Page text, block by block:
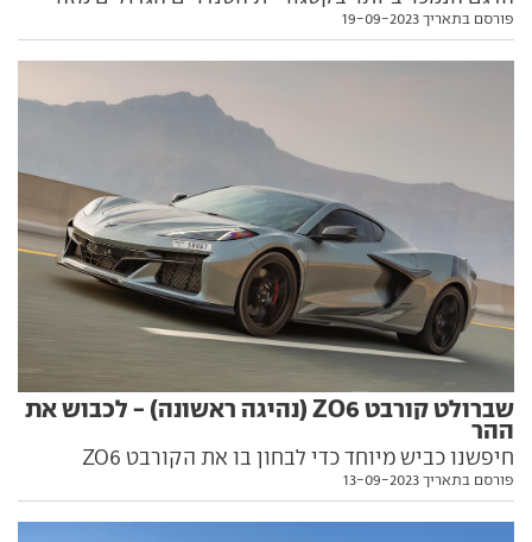
עשור וחצי, איבד השנה את התואר למתחרה האמריקאי,
פורסם בתאריך 19-09-2023
שברולט קורבט ZO6 (נהיגה ראשונה) - לכבוש את
ההר
חיפשנו כביש מיוחד כדי לבחון בו את הקורבט ZO6
החדשה, ומצאנו אותו בדרך המטפסת לפסגה הגבוהה
פורסם בתאריך 13-09-2023